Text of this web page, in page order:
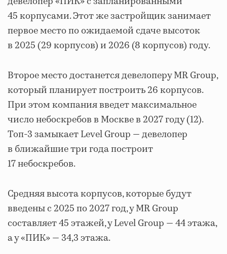
45 корпусами. Этот же застройщик занимает
первое место по ожидаемой сдаче высоток
в 2025 (29 корпусов) и 2026 (8 корпусов) году.
Второе место достанется девелоперу MR Group,
который планирует построить 26 корпусов.
При этом компания введет максимальное
число небоскребов в Москве в 2027 году (12).
Топ-3 замыкает Level Group — девелопер
в ближайшие три года построит
17 небоскребов.
Средняя высота корпусов, которые будут
введены с 2025 по 2027 год, у MR Group
составляет 45 этажей, у Level Group — 44 этажа,
а у «ПИК» — 34,3 этажа.